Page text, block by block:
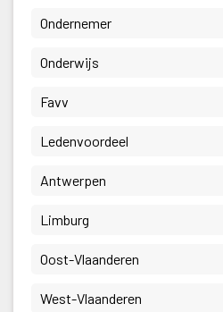
Ondernemer
Onderwijs
Favv
Ledenvoordeel
Antwerpen
Limburg
Oost-Vlaanderen
West-Vlaanderen